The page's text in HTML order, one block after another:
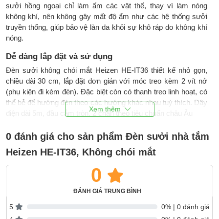
sưởi hồng ngoại chỉ làm ấm các vật thể, thay vì làm nóng
không khí, nên không gây mất độ ẩm như các hệ thống sưởi
truyền thống, giúp bảo vệ làn da khỏi sự khô ráp do không khí
nóng.
Dễ dàng lắp đặt và sử dụng
Đèn sưởi không chói mắt Heizen HE-IT36 thiết kế nhỏ gọn,
chiều dài 30 cm, lắp đặt đơn giản với móc treo kèm 2 vít nở
(phụ kiện đi kèm đèn). Đặc biệt còn có thanh treo linh hoạt, có
thể bẻ để hướng đèn theo các hướng khác nhau tuỳ thích. Dây
điện dài 5m, đầu cắm tròn, 2 chân theo tiêu chuẩn châu Âu
Đèn sưởi HE-IT36 cũng rất dễ sử dụng, chỉ với 1 công tắc điều
khiển bật/ tắt ở bên hông đèn.
Một trong những ưu điểm nổi bật của
không chói mắt là thiết kế theo trường phái Bauhaus của Đức,
với bề mặt inox mang tông màu lạnh, làm việc dưới nhiệt độ
cao không bị chảy nhựa như các loại đèn sưởi khác. Bề mặt
0 đánh giá cho sản phẩm Đèn sưởi nhà tắm
Heizen HE-IT36, Không chói mắt
0
ĐÁNH GIÁ TRUNG BÌNH
5
0% | 0 đánh giá